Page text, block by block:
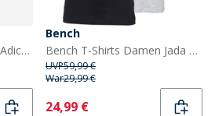
adidas Originals Damen Adicolor Classics Trefoil T Shirt Magic Grey
Bench
Bench T-Shirts Damen Jada Drei Pack Schwarz / Grau Melange / Weiß
UVP59,99 €
War29,99 €
Current
24,99 €